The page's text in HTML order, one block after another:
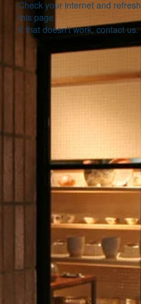
Check your internet and refresh
this page.
If that doesn’t work, contact us.